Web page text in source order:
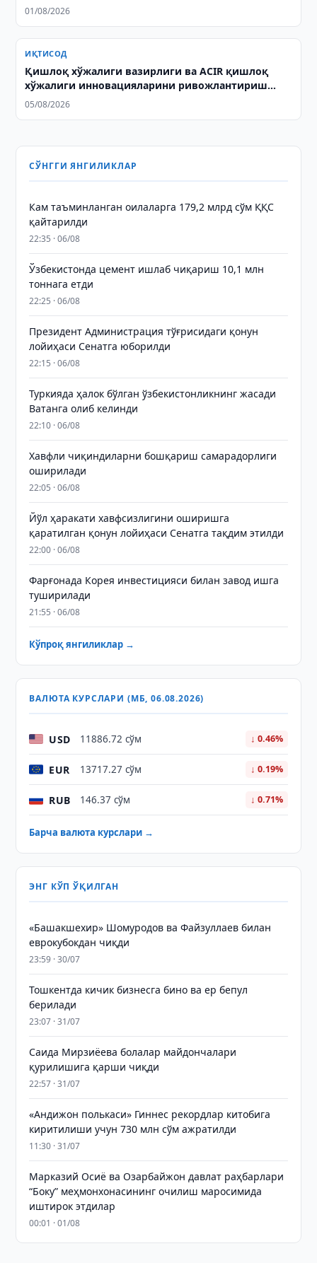
01/08/2026
ИҚТИСОД
Қишлоқ хўжалиги вазирлиги ва ACIR қишлоқ
хўжалиги инновацияларини ривожлантириш
масалаларини муҳокама қилишди
05/08/2026
СЎНГГИ ЯНГИЛИКЛАР
Кам таъминланган оилаларга 179,2 млрд сўм ҚҚС
қайтарилди
22:35 · 06/08
Ўзбекистонда цемент ишлаб чиқариш 10,1 млн
тоннага етди
22:25 · 06/08
Президент Администрация тўғрисидаги қонун
лойиҳаси Сенатга юборилди
22:15 · 06/08
Туркияда ҳалок бўлган ўзбекистонликнинг жасади
Ватанга олиб келинди
22:10 · 06/08
Хавфли чиқиндиларни бошқариш самарадорлиги
оширилади
22:05 · 06/08
Йўл ҳаракати хавфсизлигини оширишга
қаратилган қонун лойиҳаси Сенатга тақдим этилди
22:00 · 06/08
Фарғонада Корея инвестицияси билан завод ишга
туширилади
21:55 · 06/08
Кўпроқ янгиликлар →
ВАЛЮТА КУРСЛАРИ (МБ, 06.08.2026)
USD 11886.72 сўм ↓ 0.46%
EUR 13717.27 сўм ↓ 0.19%
RUB 146.37 сўм ↓ 0.71%
Барча валюта курслари →
ЭНГ КЎП ЎҚИЛГАН
«Башакшехир» Шомуродов ва Файзуллаев билан
еврокубокдан чиқди
23:59 · 30/07
Тошкентда кичик бизнесга бино ва ер бепул
берилади
23:07 · 31/07
Саида Мирзиёева болалар майдончалари
қурилишига қарши чиқди
22:57 · 31/07
«Андижон полькаси» Гиннес рекордлар китобига
киритилиши учун 730 млн сўм ажратилди
11:30 · 31/07
Марказий Осиё ва Озарбайжон давлат раҳбарлари
“Боку” меҳмонхонасининг очилиш маросимида
иштирок этдилар
00:01 · 01/08